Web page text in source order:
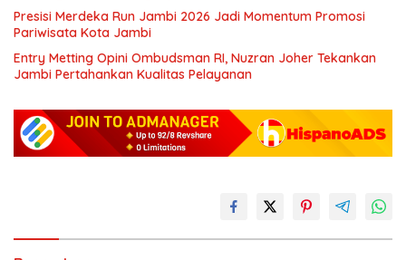
Presisi Merdeka Run Jambi 2026 Jadi Momentum Promosi
Pariwisata Kota Jambi
Entry Metting Opini Ombudsman RI, Nuzran Joher Tekankan
Jambi Pertahankan Kualitas Pelayanan